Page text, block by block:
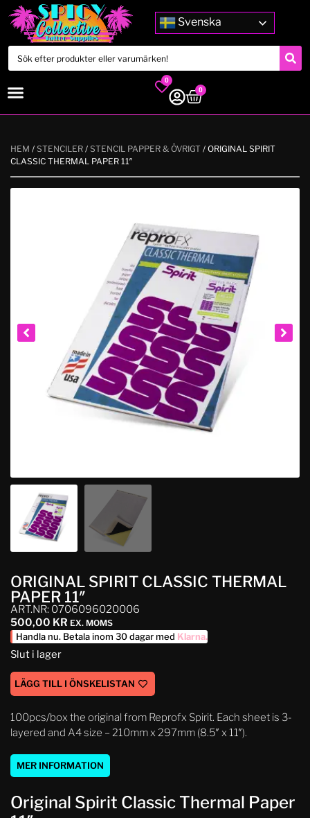
Svenska
0
0
HEM / STENCILER / STENCIL PAPPER & ÖVRIGT / ORIGINAL SPIRIT
CLASSIC THERMAL PAPER 11″
ORIGINAL SPIRIT CLASSIC THERMAL
PAPER 11″
ART.NR: 0706096020006
500,00 KR EX. MOMS
Handla nu. Betala inom 30 dagar med Klarna.
Slut i lager
LÄGG TILL I ÖNSKELISTAN
100pcs/box the original from Reprofx Spirit. Each sheet is 3-
layered and A4 size – 210mm x 297mm (8.5″ x 11″).
MER INFORMATION
Original Spirit Classic Thermal Paper